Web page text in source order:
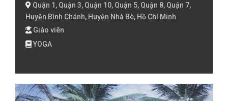
Quận 1, Quận 3, Quận 10, Quận 5, Quận 8, Quận 7,
Huyện Bình Chánh, Huyện Nhà Bè, Hồ Chí Minh
Giáo viên
YOGA